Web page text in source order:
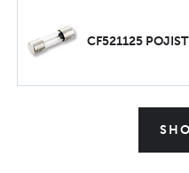
CF521125